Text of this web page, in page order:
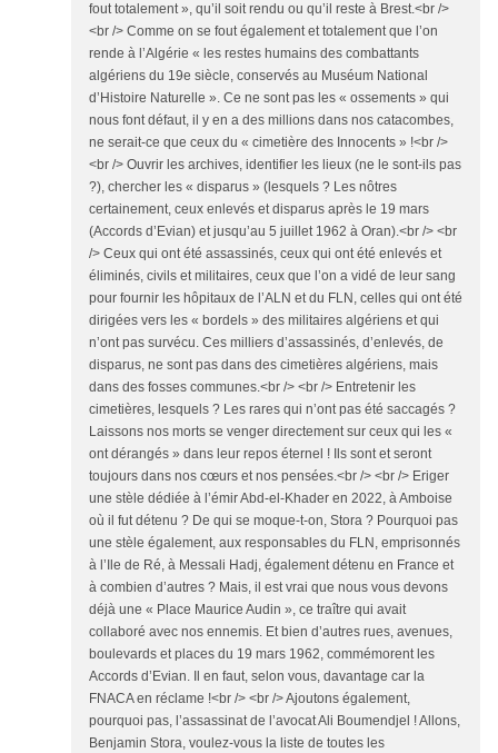
fout totalement », qu’il soit rendu ou qu’il reste à Brest.<br />
<br /> Comme on se fout également et totalement que l’on
rende à l’Algérie « les restes humains des combattants
algériens du 19e siècle, conservés au Muséum National
d’Histoire Naturelle ». Ce ne sont pas les « ossements » qui
nous font défaut, il y en a des millions dans nos catacombes,
ne serait-ce que ceux du « cimetière des Innocents » !<br />
<br /> Ouvrir les archives, identifier les lieux (ne le sont-ils pas
?), chercher les « disparus » (lesquels ? Les nôtres
certainement, ceux enlevés et disparus après le 19 mars
(Accords d’Evian) et jusqu’au 5 juillet 1962 à Oran).<br /> <br
/> Ceux qui ont été assassinés, ceux qui ont été enlevés et
éliminés, civils et militaires, ceux que l’on a vidé de leur sang
pour fournir les hôpitaux de l’ALN et du FLN, celles qui ont été
dirigées vers les « bordels » des militaires algériens et qui
n’ont pas survécu. Ces milliers d’assassinés, d’enlevés, de
disparus, ne sont pas dans des cimetières algériens, mais
dans des fosses communes.<br /> <br /> Entretenir les
cimetières, lesquels ? Les rares qui n’ont pas été saccagés ?
Laissons nos morts se venger directement sur ceux qui les «
ont dérangés » dans leur repos éternel ! Ils sont et seront
toujours dans nos cœurs et nos pensées.<br /> <br /> Eriger
une stèle dédiée à l’émir Abd-el-Khader en 2022, à Amboise
où il fut détenu ? De qui se moque-t-on, Stora ? Pourquoi pas
une stèle également, aux responsables du FLN, emprisonnés
à l’Ile de Ré, à Messali Hadj, également détenu en France et
à combien d’autres ? Mais, il est vrai que nous vous devons
déjà une « Place Maurice Audin », ce traître qui avait
collaboré avec nos ennemis. Et bien d’autres rues, avenues,
boulevards et places du 19 mars 1962, commémorent les
Accords d’Evian. Il en faut, selon vous, davantage car la
FNACA en réclame !<br /> <br /> Ajoutons également,
pourquoi pas, l’assassinat de l’avocat Ali Boumendjel ! Allons,
Benjamin Stora, voulez-vous la liste de toutes les